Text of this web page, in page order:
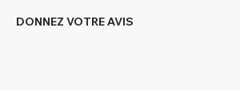
DONNEZ VOTRE AVIS